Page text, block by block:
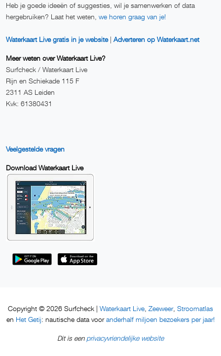
Heb je goede ideeën of suggesties, wil je samenwerken of data
hergebruiken? Laat het weten, we horen graag van je!
Waterkaart Live gratis in je website| Adverteren op Waterkaart.net
Meer weten over Waterkaart Live?
Surfcheck / Waterkaart Live
Rijn en Schiekade 115 F
2311 AS Leiden
Kvk: 61380431
Veelgestelde vragen
Download Waterkaart Live
Copyright © 2026 Surfcheck | Waterkaart Live Zeeweer, Stroomatlas
en Het Getij: nautische data vooranderhalf miljoen bezoekers per jaar!
Dit is een privacyvriendelijke website